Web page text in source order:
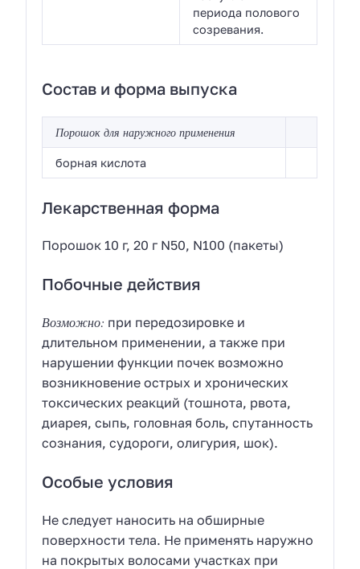
периода полового
созревания.
Состав и форма выпуска
Порошок для наружного применения
борная кислота
Лекарственная форма
Порошок 10 г, 20 г N50, N100 (пакеты)
Побочные действия
Возможно: при передозировке и
длительном применении, а также при
нарушении функции почек возможно
возникновение острых и хронических
токсических реакций (тошнота, рвота,
диарея, сыпь, головная боль, спутанность
сознания, судороги, олигурия, шок).
Особые условия
Не следует наносить на обширные
поверхности тела. Не применять наружно
на покрытых волосами участках при